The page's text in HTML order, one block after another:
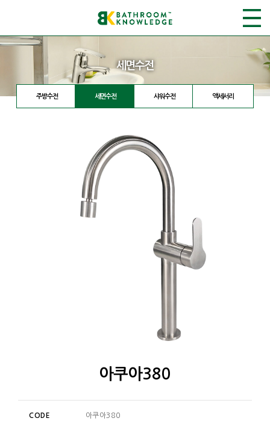
세면수전
주방수전 세면수전 샤워수전 액세서리
아쿠아380
CODE
아쿠아380